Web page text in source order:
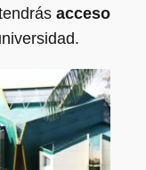
acceso